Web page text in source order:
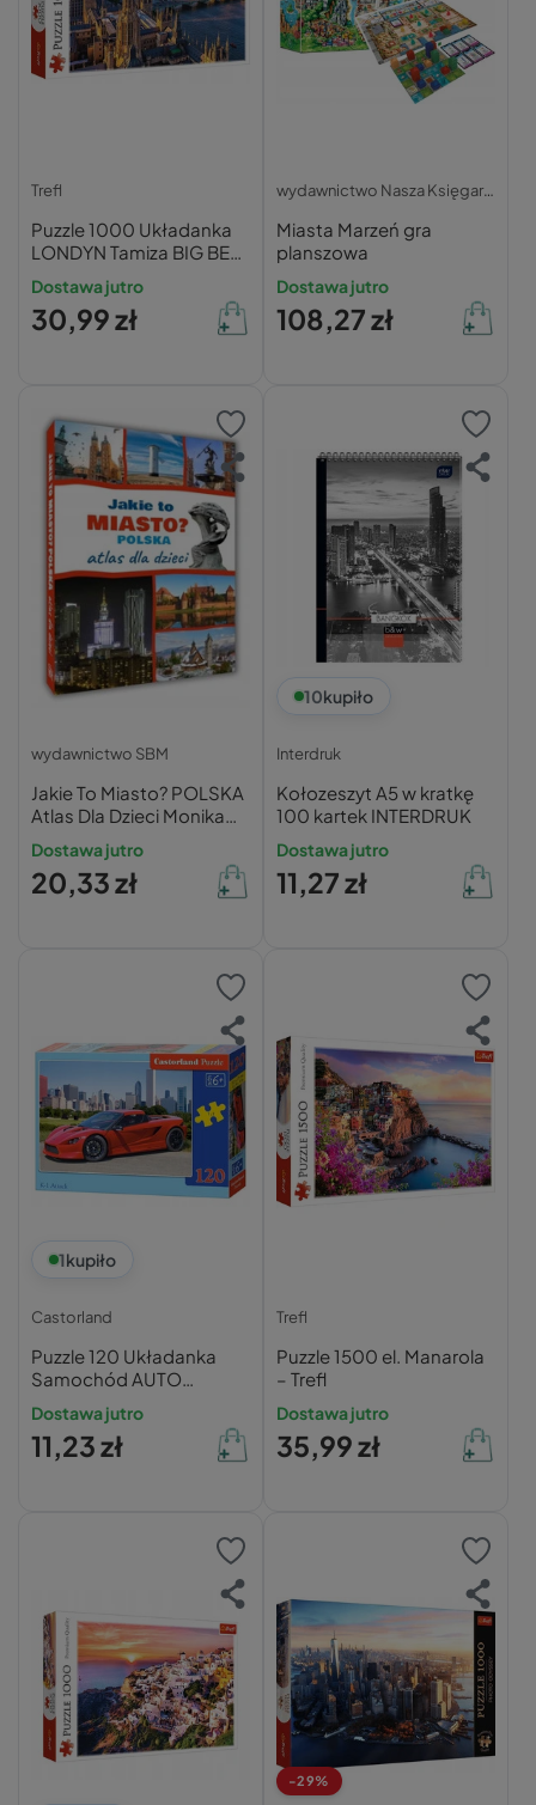
Trefl
Puzzle 1000 Układanka
LONDYN Tamiza BIG BEN
Krajobraz Widok Miast
12+ Trefl
Dostawa jutro
30,99 zł
wydawnictwo Nasza Księgarnia
Miasta Marzeń gra
planszowa
Dostawa jutro
108,27 zł
wydawnictwo SBM
Jakie To Miasto? POLSKA
Atlas Dla Dzieci Monika
Płóciennik 9+ SBM
Dostawa jutro
20,33 zł
10kupiło
Interdruk
Kołozeszyt A5 w kratkę
100 kartek INTERDRUK
Dostawa jutro
11,27 zł
1kupiło
Castorland
Puzzle 120 Układanka
Samochód AUTO
SPORTOWE K1 Wyścigi
Miasto 6+ Castorland
Dostawa jutro
11,23 zł
Trefl
Puzzle 1500 el. Manarola
– Trefl
Dostawa jutro
35,99 zł
-29%